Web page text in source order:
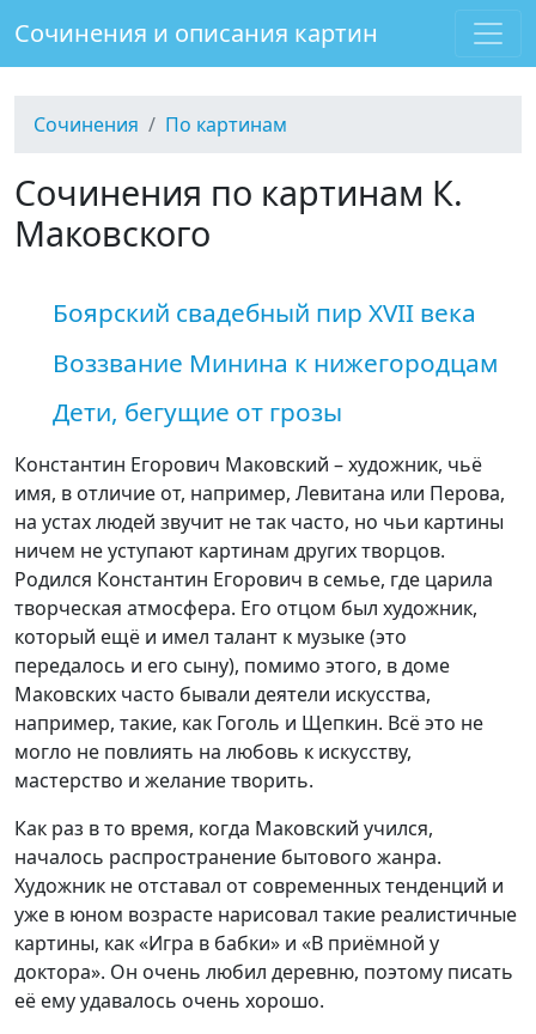
Сочинения и описания картин
Сочинения По картинам
Сочинения по картинам К.
Маковского
Боярский свадебный пир XVII века
Воззвание Минина к нижегородцам
Дети, бегущие от грозы
Константин Егорович Маковский – художник, чьё
имя, в отличие от, например, Левитана или Перова,
на устах людей звучит не так часто, но чьи картины
ничем не уступают картинам других творцов.
Родился Константин Егорович в семье, где царила
творческая атмосфера. Его отцом был художник,
который ещё и имел талант к музыке (это
передалось и его сыну), помимо этого, в доме
Маковских часто бывали деятели искусства,
например, такие, как Гоголь и Щепкин. Всё это не
могло не повлиять на любовь к искусству,
мастерство и желание творить.
Как раз в то время, когда Маковский учился,
началось распространение бытового жанра.
Художник не отставал от современных тенденций и
уже в юном возрасте нарисовал такие реалистичные
картины, как «Игра в бабки» и «В приёмной у
доктора». Он очень любил деревню, поэтому писать
её ему удавалось очень хорошо.